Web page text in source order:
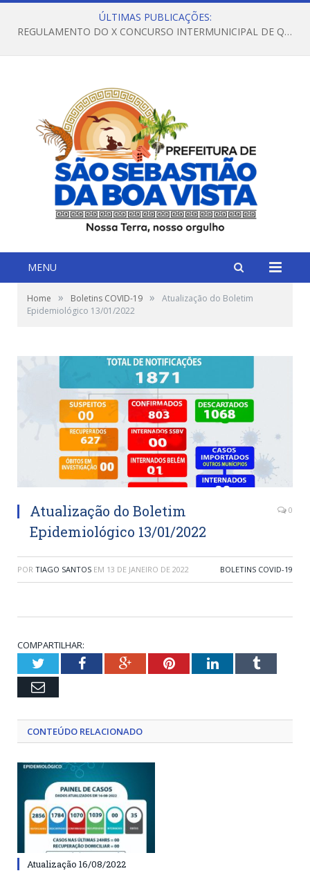
ÚLTIMAS PUBLICAÇÕES:
REGULAMENTO DO X CONCURSO INTERMUNICIPAL DE QUADRILHAS JUNINAS – 2026 – ARRAIÁ DA VENEZA
MENU
Home » Boletins COVID-19 »
Atualização do Boletim
Epidemiológico 13/01/2022
Atualização do Boletim
Epidemiológico 13/01/2022
0
POR TIAGO SANTOS EM 13 DE JANEIRO DE 2022 BOLETINS COVID-19
COMPARTILHAR:
TwitterFacebookGoogle+PinterestLinkedInTumblr
Email
CONTEÚDO RELACIONADO
Atualização 16/08/2022